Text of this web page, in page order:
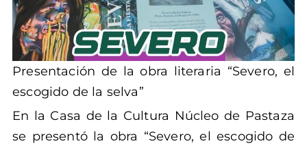
Presentación de la obra literaria “Severo, el
escogido de la selva”
En la Casa de la Cultura Núcleo de Pastaza
se presentó la obra “Severo, el escogido de